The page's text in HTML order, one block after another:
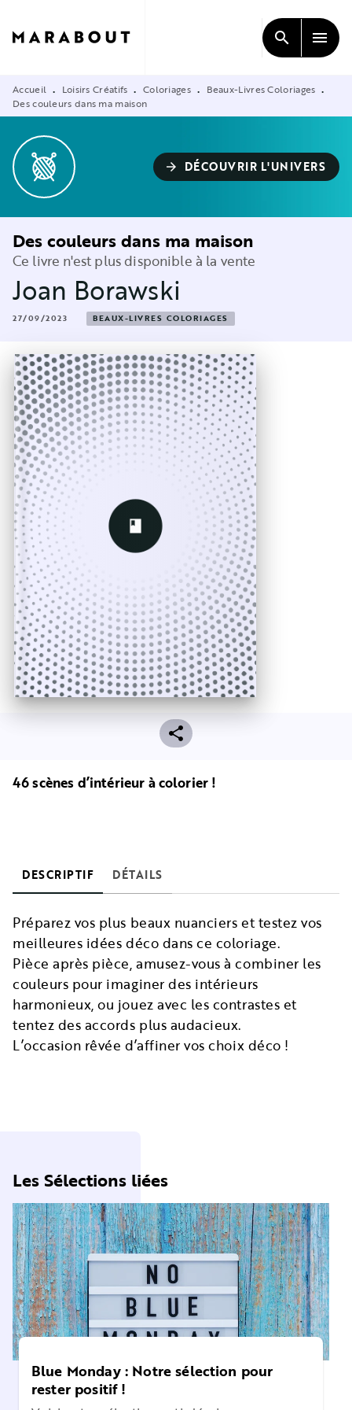
CONTENU
search menu
Accueil • Loisirs Créatifs • Coloriages • Beaux-Livres Coloriages •
Des couleurs dans ma maison
arrow_forward DÉCOUVRIR L'UNIVERS
Des couleurs dans ma maison
Ce livre n'est plus disponible à la vente
Joan Borawski
27/09/2023 BEAUX-LIVRES COLORIAGES
46 scènes d’intérieur à colorier !
DESCRIPTIF DÉTAILS
Préparez vos plus beaux nuanciers et testez vos
meilleures idées déco dans ce coloriage.
Pièce après pièce, amusez-vous à combiner les
couleurs pour imaginer des intérieurs
harmonieux, ou jouez avec les contrastes et
tentez des accords plus audacieux.
L’occasion rêvée d’affiner vos choix déco !
Les Sélections liées
Blue Monday : Notre sélection pour
rester positif !